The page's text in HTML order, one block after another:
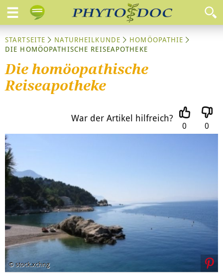
STARTSEITE NATURHEILKUNDE
HOMÖOPATHIE
DIE HOMÖOPATHISCHE REISEAPOTHEKE
Die homöopathische
Reiseapotheke
War der Artikel hilfreich?
0 0
© stock.xchng